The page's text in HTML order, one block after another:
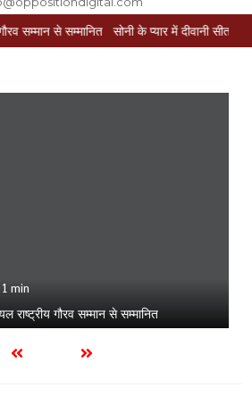
सोनी के प्यार में दीवानी सीता पहुंची मेरठ सोनी
1 min
राष्ट्रीय गौरव सम्मान से सम्मानित